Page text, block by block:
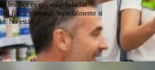
les dice es que estas bebidas
física y mental, especialmente si
No están…